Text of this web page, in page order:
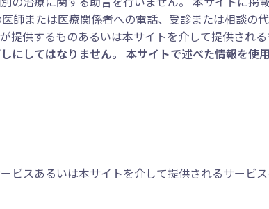
師または医療関係者への電話、受診または相談
提供するものあるいは本サイトを介して提供され
にしてはなりません。 本サイトで述べた情報を
ビスあるいは本サイトを介して提供されるサービ